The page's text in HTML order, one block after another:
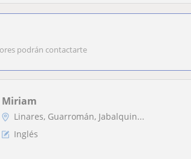
podrán contactarte
Miriam
Linares, Guarromán, Jabalquin...
Inglés